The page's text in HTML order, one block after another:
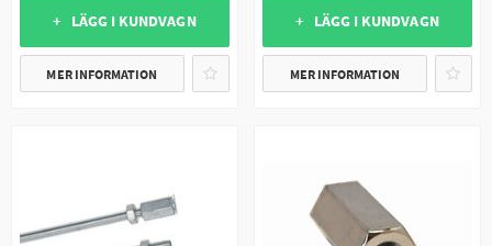
+ LÄGG I KUNDVAGN
MER INFORMATION
+ LÄGG I KUNDVAGN
MER INFORMATION